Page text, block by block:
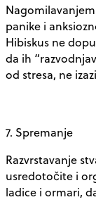
panike i
Hibiskus ne
da ih
od stresa, ne
7. Spremanje
Razvrstavanje
usredotočite i
ladice i ormari,